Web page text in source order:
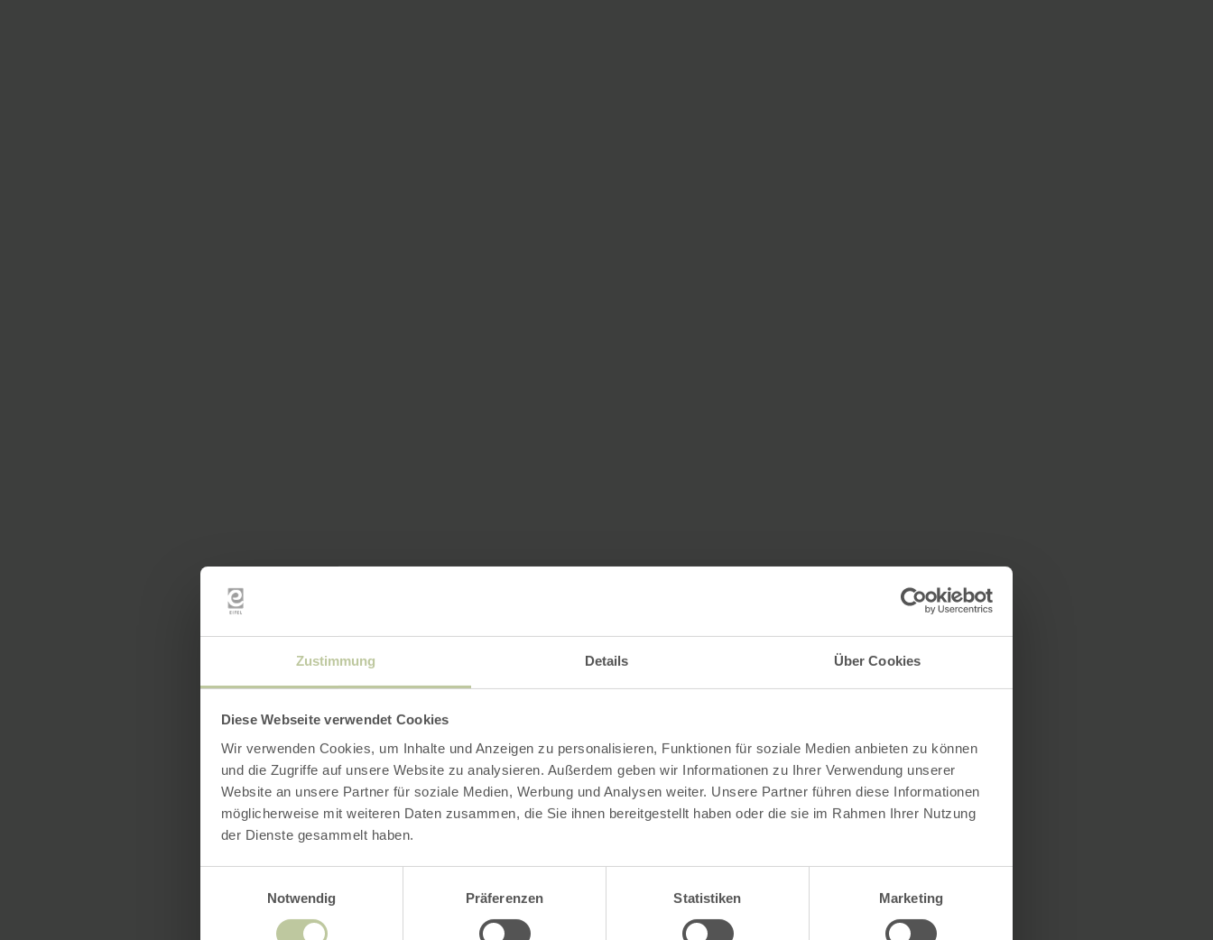
Zustimmung Details Über Cookies
Diese Webseite verwendet Cookies
Wir verwenden Cookies, um Inhalte und Anzeigen zu personalisieren, Funktionen für soziale Medien anbieten zu können
und die Zugriffe auf unsere Website zu analysieren. Außerdem geben wir Informationen zu Ihrer Verwendung unserer
Website an unsere Partner für soziale Medien, Werbung und Analysen weiter. Unsere Partner führen diese Informationen
möglicherweise mit weiteren Daten zusammen, die Sie ihnen bereitgestellt haben oder die sie im Rahmen Ihrer Nutzung
der Dienste gesammelt haben.
Notwendig
Präferenzen Statistiken Marketing